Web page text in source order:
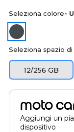
Seleziona colore-
Seleziona spazio
12/256 GB
moto
Aggiungi un
dispositivo